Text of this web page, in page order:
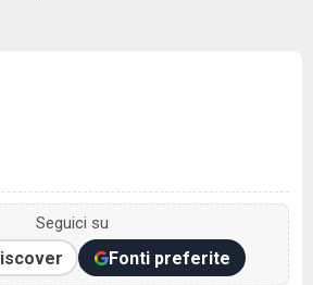
Seguici su
Fonti preferite